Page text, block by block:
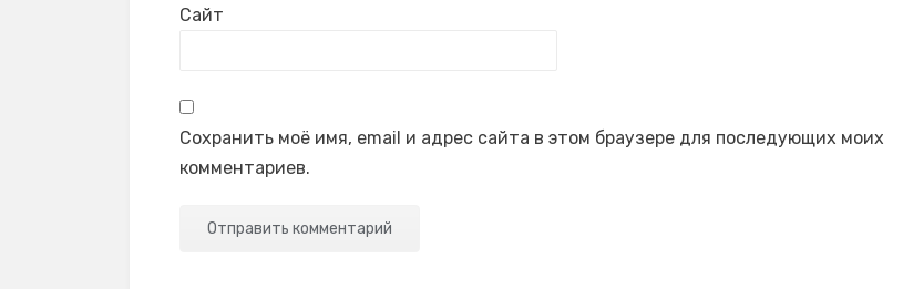
Сайт
Сохранить моё имя, email и адрес сайта в этом браузере для последующих моих
комментариев.